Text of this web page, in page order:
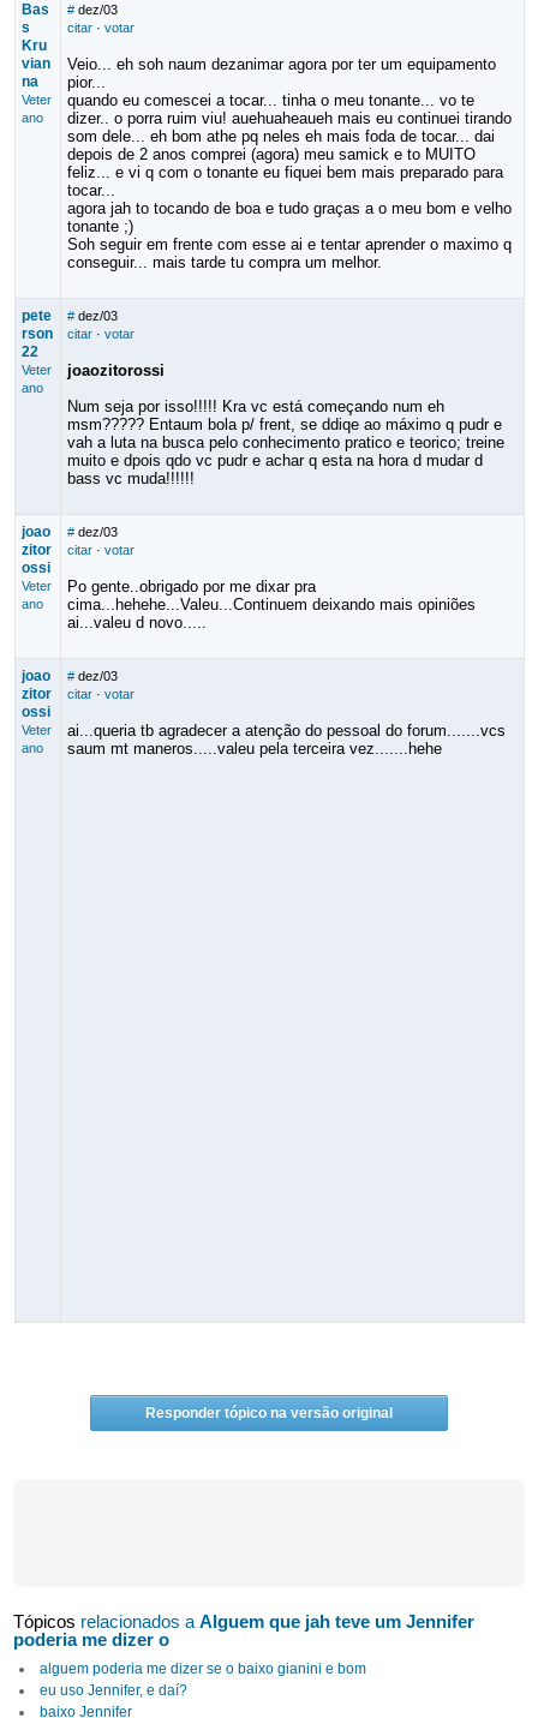
Bas
s
Kru
vian
na
Veter
ano
# dez/03
citar· votar
Veio... eh soh naum dezanimar agora por ter um equipamento
pior...
quando eu comescei a tocar... tinha o meu tonante... vo te
dizer.. o porra ruim viu! auehuaheaueh mais eu continuei tirando
som dele... eh bom athe pq neles eh mais foda de tocar... dai
depois de 2 anos comprei (agora) meu samick e to MUITO
feliz... e vi q com o tonante eu fiquei bem mais preparado para
tocar...
agora jah to tocando de boa e tudo graças a o meu bom e velho
tonante ;)
Soh seguir em frente com esse ai e tentar aprender o maximo q
conseguir... mais tarde tu compra um melhor.
pete
rson
22
Veter
ano
# dez/03
citar· votar
joaozitorossi
Num seja por isso!!!!! Kra vc está começando num eh
msm????? Entaum bola p/ frent, se ddiqe ao máximo q pudr e
vah a luta na busca pelo conhecimento pratico e teorico; treine
muito e dpois qdo vc pudr e achar q esta na hora d mudar d
bass vc muda!!!!!!
joao
zitor
ossi
Veter
ano
# dez/03
citar· votar
Po gente..obrigado por me dixar pra
cima...hehehe...Valeu...Continuem deixando mais opiniões
ai...valeu d novo.....
joao
zitor
ossi
Veter
ano
# dez/03
citar· votar
ai...queria tb agradecer a atenção do pessoal do forum.......vcs
saum mt maneros.....valeu pela terceira vez.......hehe
Responder tópico na versão original
Tópicos relacionados aAlguem que jah teve um Jennifer
poderia me dizer o
alguem poderia me dizer se o baixo gianini e bom
eu uso Jennifer, e daí?
baixo Jennifer